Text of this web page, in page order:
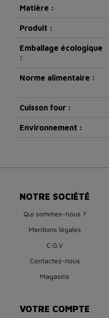
Matière :
Produit :
Emballage écologique
:
Norme alimentaire :
Cuisson four :
Environnement :
NOTRE SOCIÉTÉ
Qui sommes-nous ?
Mentions légales
C.G.V
Contactez-nous
Magasins
VOTRE COMPTE